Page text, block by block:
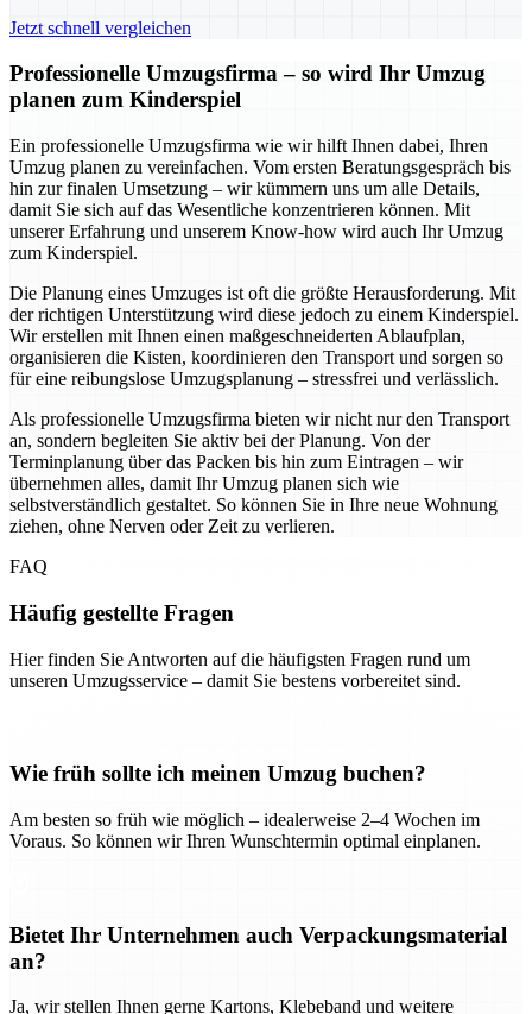
Jetzt schnell vergleichen
Professionelle Umzugsfirma – so wird Ihr Umzug
planen zum Kinderspiel
Ein professionelle Umzugsfirma wie wir hilft Ihnen dabei, Ihren
Umzug planen zu vereinfachen. Vom ersten Beratungsgespräch bis
hin zur finalen Umsetzung – wir kümmern uns um alle Details,
damit Sie sich auf das Wesentliche konzentrieren können. Mit
unserer Erfahrung und unserem Know-how wird auch Ihr Umzug
zum Kinderspiel.
Die Planung eines Umzuges ist oft die größte Herausforderung. Mit
der richtigen Unterstützung wird diese jedoch zu einem Kinderspiel.
Wir erstellen mit Ihnen einen maßgeschneiderten Ablaufplan,
organisieren die Kisten, koordinieren den Transport und sorgen so
für eine reibungslose Umzugsplanung – stressfrei und verlässlich.
Als professionelle Umzugsfirma bieten wir nicht nur den Transport
an, sondern begleiten Sie aktiv bei der Planung. Von der
Terminplanung über das Packen bis hin zum Eintragen – wir
übernehmen alles, damit Ihr Umzug planen sich wie
selbstverständlich gestaltet. So können Sie in Ihre neue Wohnung
ziehen, ohne Nerven oder Zeit zu verlieren.
FAQ
Häufig gestellte Fragen
Hier finden Sie Antworten auf die häufigsten Fragen rund um
unseren Umzugsservice – damit Sie bestens vorbereitet sind.
Wie früh sollte ich meinen Umzug buchen?
Am besten so früh wie möglich – idealerweise 2–4 Wochen im
Voraus. So können wir Ihren Wunschtermin optimal einplanen.
Bietet Ihr Unternehmen auch Verpackungsmaterial
an?
Ja, wir stellen Ihnen gerne Kartons, Klebeband und weitere